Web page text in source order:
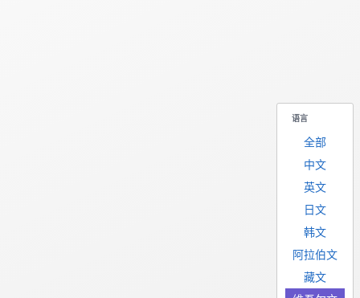
语言
全部
中文
英文
日文
韩文
阿拉伯文
藏文